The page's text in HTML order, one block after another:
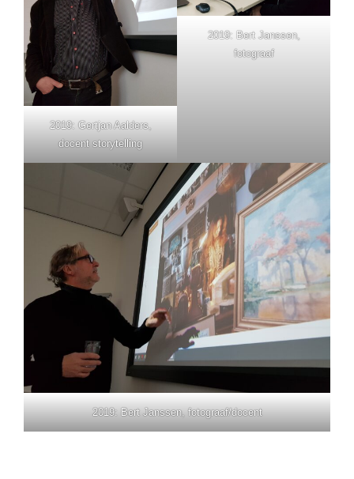
2019: Gertjan Aalders,
docent storytelling
2019: Bert Janssen,
fotograaf
2019: Bert Janssen, fotograaf/docent